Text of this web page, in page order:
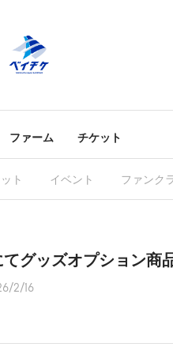
ファーム チケット
ト イベント ファンク
グッズオプション商
2/16